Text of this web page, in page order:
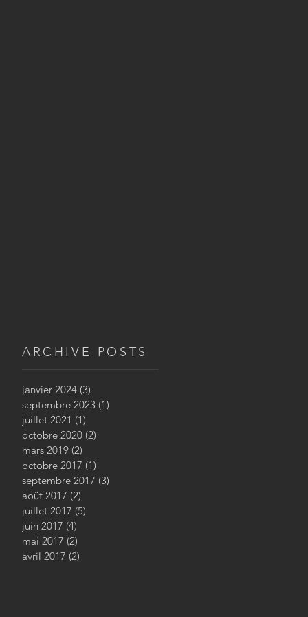
ARCHIVE POSTS
janvier 2024 (3)
septembre 2023 (1)
juillet 2021 (1)
octobre 2020 (2)
mars 2019 (2)
octobre 2017 (1)
septembre 2017 (3)
août 2017 (2)
juillet 2017 (5)
juin 2017 (4)
mai 2017 (2)
avril 2017 (2)